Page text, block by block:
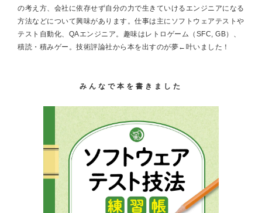
の考え方、会社に依存せず自分の力で生きていけるエンジニアになる
方法などについて興味があります。仕事は主にソフトウェアテストや
テスト自動化、QAエンジニア。趣味はレトロゲーム（SFC, GB）、
積読・積みゲー。技術評論社から本を出すのが夢←叶いました！
みんなで本を書きました